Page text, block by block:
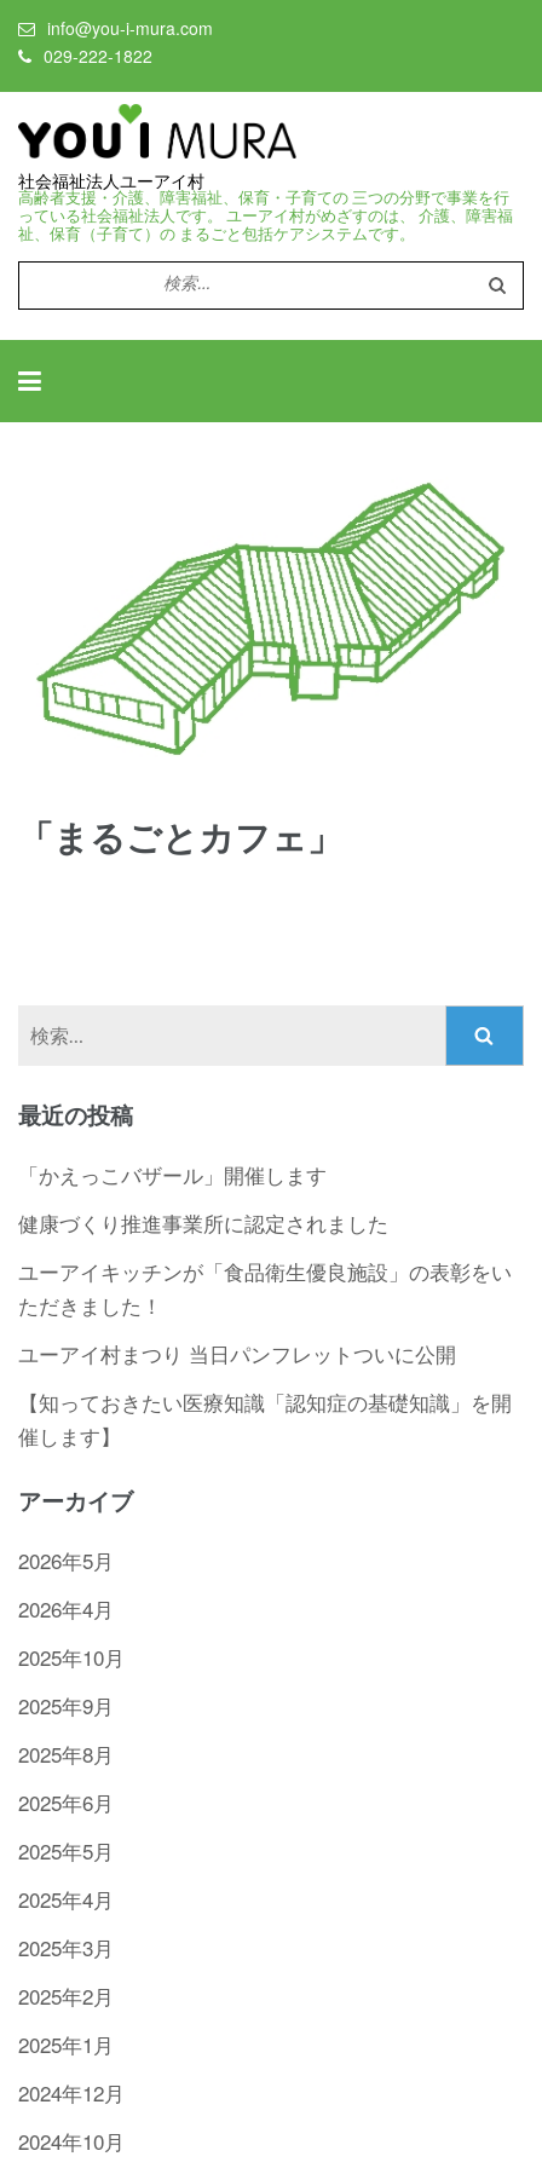
info@you-i-mura.com
029-222-1822
社会福祉法人ユーアイ村
高齢者支援・介護、障害福祉、保育・子育ての 三つの分野で事業を行
っている社会福祉法人です。 ユーアイ村がめざすのは、 介護、障害福
祉、保育（子育て）の まるごと包括ケアシステムです。
検
索:
「まるごとカフェ」
最近の投稿
「かえっこバザール」開催します
健康づくり推進事業所に認定されました
ユーアイキッチンが「食品衛生優良施設」の表彰をい
ただきました！
ユーアイ村まつり 当日パンフレットついに公開
【知っておきたい医療知識「認知症の基礎知識」を開
催します】
アーカイブ
2026年5月
2026年4月
2025年10月
2025年9月
2025年8月
2025年6月
2025年5月
2025年4月
2025年3月
2025年2月
2025年1月
2024年12月
2024年10月